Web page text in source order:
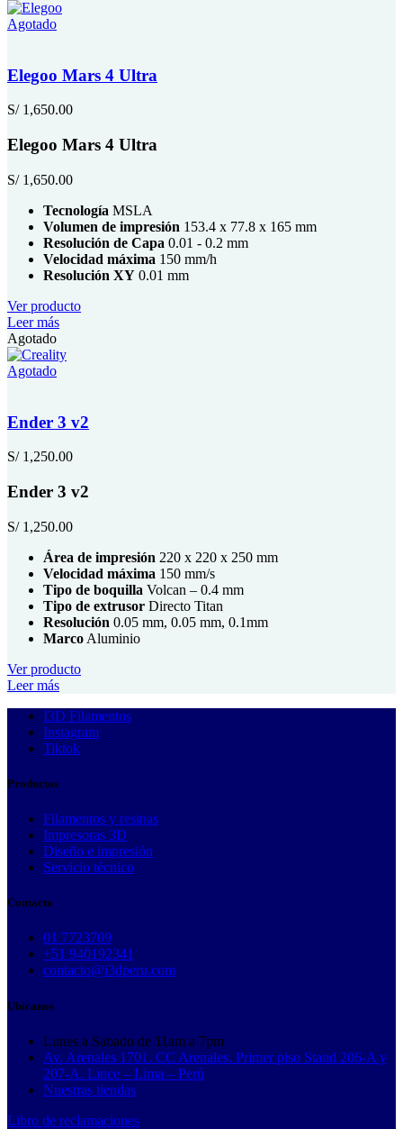
Agotado
Elegoo Mars 4 Ultra
S/1,650.00
Elegoo Mars 4 Ultra
S/1,650.00
Tecnología MSLA
Volumen de impresión 153.4 x 77.8 x 165 mm
Resolución de Capa 0.01 - 0.2 mm
Velocidad máxima 150 mm/h
Resolución XY 0.01 mm
Ver producto
Leer más
Agotado
Agotado
Ender 3 v2
S/1,250.00
Ender 3 v2
S/1,250.00
Área de impresión 220 x 220 x 250 mm
Velocidad máxima 150 mm/s
Tipo de boquilla Volcan – 0.4 mm
Tipo de extrusor Directo Titan
Resolución 0.05 mm, 0.05 mm, 0.1mm
Marco Aluminio
Ver producto
Leer más
I3D Filamentos
Instagram
Tiktok
Productos
Filamentos y resinas
Impresoras 3D
Diseño e impresión
Servicio técnico
Contacto
01 7723709
+51 940192341
contacto@i3dperu.com
Ubícanos
Lunes a Sabado de 11am a 7pm
Av. Arenales 1701. CC Arenales. Primer piso Stand 206-A y
207-A. Lince – Lima – Perú
Nuestras tiendas
Libro de reclamaciones